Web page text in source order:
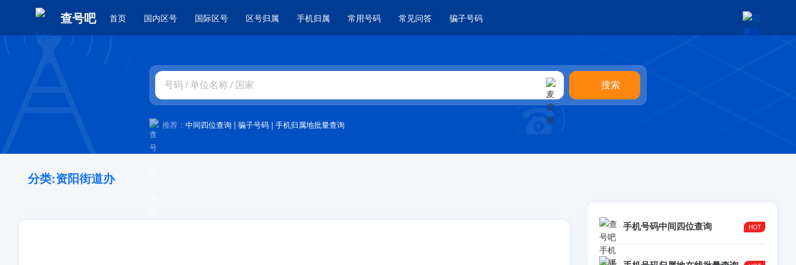
查号吧 首页 国内区号 国际区号 区号归属 手机归属 常用号码 常见问答 骗子号码
推荐： 中间四位查询 | 骗子号码 | 手机归属地批量查询
分类:资阳街道办
手机号码中间四位查询